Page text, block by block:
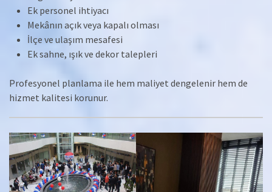
Ek personel ihtiyacı
Mekânın açık veya kapalı olması
İlçe ve ulaşım mesafesi
Ek sahne, ışık ve dekor talepleri
Profesyonel planlama ile hem maliyet dengelenir hem de
hizmet kalitesi korunur.